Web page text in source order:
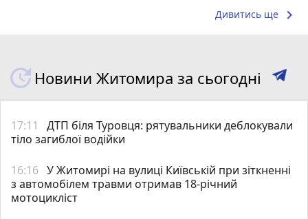
Дивитись ще keyboard_arrow_right
Новини Житомира за сьогодні
17:11
ДТП біля Туровця: рятувальники деблокували
тіло загиблої водійки
16:16 У Житомирі на вулиці Київській при зіткненні
з автомобілем травми отримав 18-річний
мотоцикліст